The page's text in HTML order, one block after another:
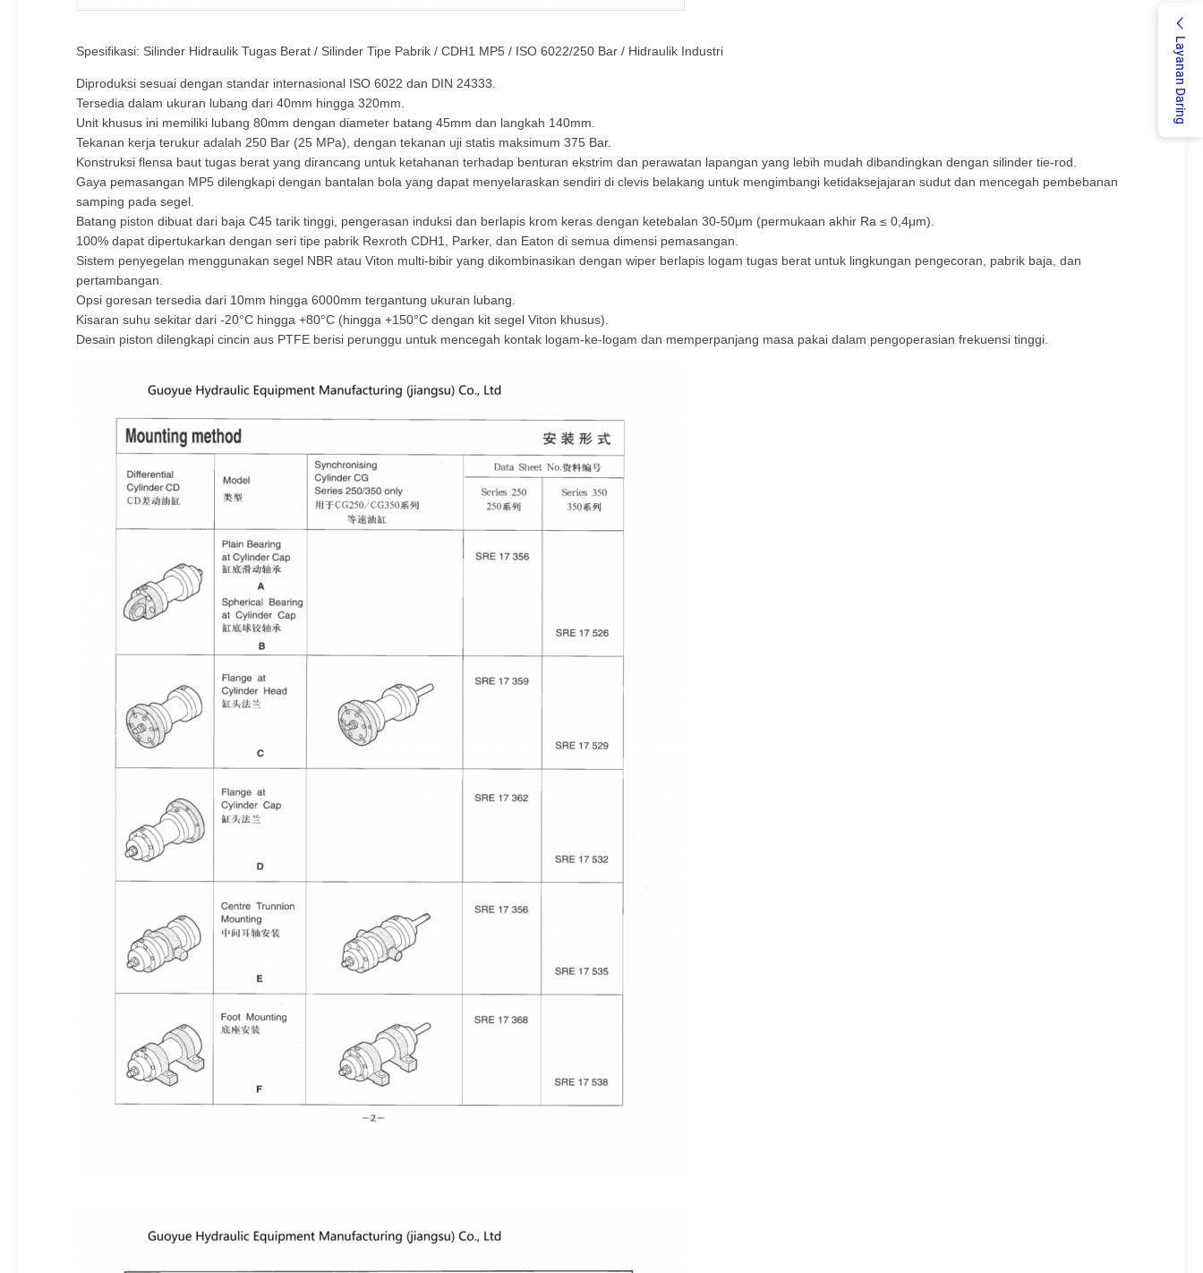
Layanan Daring
Spesifikasi: Silinder Hidraulik Tugas Berat / Silinder Tipe Pabrik / CDH1 MP5 / ISO 6022/250 Bar / Hidraulik Industri
Diproduksi sesuai dengan standar internasional ISO 6022 dan DIN 24333.
Tersedia dalam ukuran lubang dari 40mm hingga 320mm.
Unit khusus ini memiliki lubang 80mm dengan diameter batang 45mm dan langkah 140mm.
Tekanan kerja terukur adalah 250 Bar (25 MPa), dengan tekanan uji statis maksimum 375 Bar.
Konstruksi flensa baut tugas berat yang dirancang untuk ketahanan terhadap benturan ekstrim dan perawatan lapangan yang lebih mudah dibandingkan dengan silinder tie-rod.
Gaya pemasangan MP5 dilengkapi dengan bantalan bola yang dapat menyelaraskan sendiri di clevis belakang untuk mengimbangi ketidaksejajaran sudut dan mencegah pembebanan
samping pada segel.
Batang piston dibuat dari baja C45 tarik tinggi, pengerasan induksi dan berlapis krom keras dengan ketebalan 30-50μm (permukaan akhir Ra ≤ 0,4μm).
100% dapat dipertukarkan dengan seri tipe pabrik Rexroth CDH1, Parker, dan Eaton di semua dimensi pemasangan.
Sistem penyegelan menggunakan segel NBR atau Viton multi-bibir yang dikombinasikan dengan wiper berlapis logam tugas berat untuk lingkungan pengecoran, pabrik baja, dan
pertambangan.
Opsi goresan tersedia dari 10mm hingga 6000mm tergantung ukuran lubang.
Kisaran suhu sekitar dari -20°C hingga +80°C (hingga +150°C dengan kit segel Viton khusus).
Desain piston dilengkapi cincin aus PTFE berisi perunggu untuk mencegah kontak logam-ke-logam dan memperpanjang masa pakai dalam pengoperasian frekuensi tinggi.